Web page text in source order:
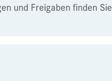
und Freigaben finden Sie